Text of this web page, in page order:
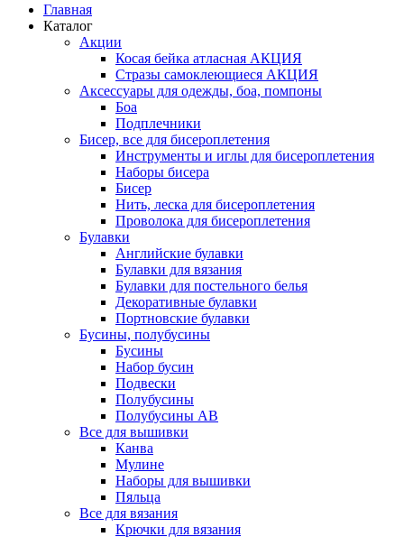
Главная
Каталог
Акции
Косая бейка атласная АКЦИЯ
Стразы самоклеющиеся АКЦИЯ
Аксессуары для одежды, боа, помпоны
Боа
Подплечники
Бисер, все для бисероплетения
Инструменты и иглы для бисероплетения
Наборы бисера
Бисер
Нить, леска для бисероплетения
Проволока для бисероплетения
Булавки
Английские булавки
Булавки для вязания
Булавки для постельного белья
Декоративные булавки
Портновские булавки
Бусины, полубусины
Бусины
Набор бусин
Подвески
Полубусины
Полубусины AB
Все для вышивки
Канва
Мулине
Наборы для вышивки
Пяльца
Все для вязания
Крючки для вязания